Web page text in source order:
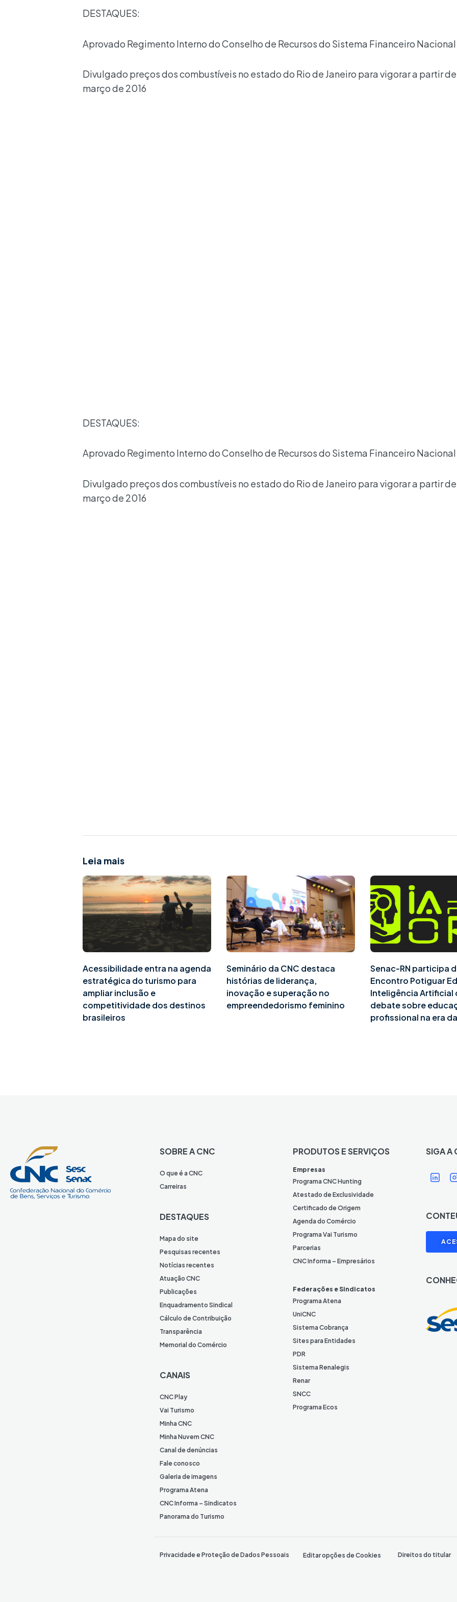
DESTAQUES:
Aprovado Regimento Interno do Conselho de Recursos do Sistema Financeiro Nacional
Divulgado preços dos combustíveis no estado do Rio de Janeiro para vigorar a partir de
março de 2016
DESTAQUES:
Aprovado Regimento Interno do Conselho de Recursos do Sistema Financeiro Nacional
Divulgado preços dos combustíveis no estado do Rio de Janeiro para vigorar a partir de
março de 2016
Leia mais
Acessibilidade entra na agenda
estratégica do turismo para
ampliar inclusão e
competitividade dos destinos
brasileiros
Seminário da CNC destaca
histórias de liderança,
inovação e superação no
empreendedorismo feminino
Senac-RN participa
Encontro Potiguar
Inteligência Artificial
debate sobre
profissional na era
SOBRE A CNC
O que é a CNC
Carreiras
DESTAQUES
Mapa do site
Pesquisas recentes
Notícias recentes
Atuação CNC
Publicações
Enquadramento Sindical
Cálculo de Contribuição
Transparência
Memorial do Comércio
CANAIS
CNC Play
Vai Turismo
Minha CNC
Minha Nuvem CNC
Canal de denúncias
Fale conosco
Galeria de imagens
Programa Atena
CNC Informa – Sindicatos
Panorama do Turismo
PRODUTOS E SERVIÇOS
Empresas
Programa CNC Hunting
Atestado de Exclusividade
Certificado de Origem
Agenda do Comércio
Programa Vai Turismo
Parcerias
CNC Informa – Empresários
Federações e Sindicatos
Programa Atena
UniCNC
Sistema Cobrança
Sites para Entidades
PDR
Sistema Renalegis
Renar
SNCC
Programa Ecos
SIGA A
Í
c
n
e
L
i
k
e
I
n
Í
I
Privacidade e Proteção de Dados Pessoais Editar opções de Cookies Direitos do titular